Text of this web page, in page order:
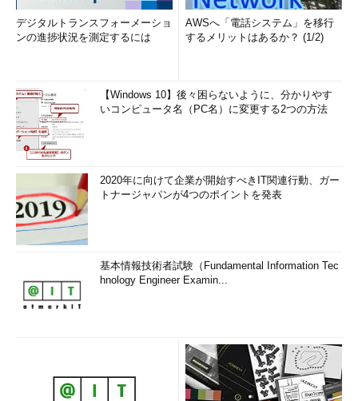
デジタルトランスフォーメーショ
ンの進捗状況を測定するには
AWSへ「電話システム」を移行
するメリットはあるか？ (1/2)
【Windows 10】後々困らないように、分かりやす
いコンピュータ名（PC名）に変更する2つの方法
2020年に向けて企業が開始すべきIT関連行動、ガー
トナージャパンが4つのポイントを発表
基本情報技術者試験（Fundamental Information Tec
hnology Engineer Examin...